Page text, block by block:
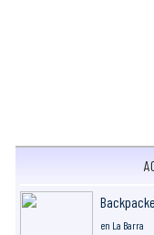
en La Barra